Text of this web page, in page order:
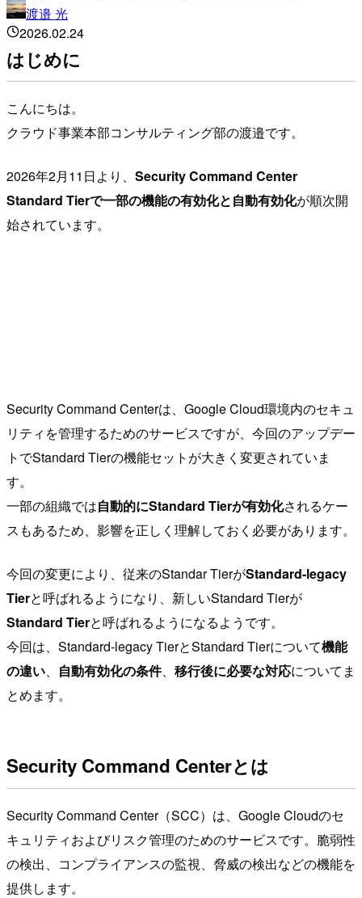
渡邉 光
2026.02.24
はじめに
こんにちは。
クラウド事業本部コンサルティング部の渡邉です。
2026年2月11日より、 Security Command Center
Standard Tierで一部の機能の有効化と自動有効化が順次開
始されています。
Security Command Centerは、Google Cloud環境内のセキュ
リティを管理するためのサービスですが、今回のアップデー
トでStandard Tierの機能セットが大きく変更されていま
す。
一部の組織では自動的にStandard Tierが有効化されるケー
スもあるため、影響を正しく理解しておく必要があります。
今回の変更により、従来のStandar TierがStandard-legacy
Tierと呼ばれるようになり、新しいStandard Tierが
Standard Tierと呼ばれるようになるようです。
今回は、Standard-legacy TierとStandard Tierについて機能
の違い、 自動有効化の条件、 移行後に必要な対応についてま
とめます。
Security Command Centerとは
Security Command Center（SCC）は、Google Cloudのセ
キュリティおよびリスク管理のためのサービスです。脆弱性
の検出、コンプライアンスの監視、脅威の検出などの機能を
提供します。